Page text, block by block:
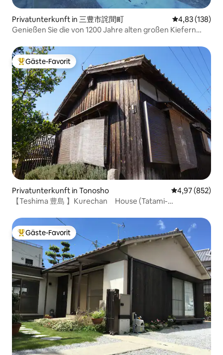
Privatunterkunft in 三豊市詫間町
4,83 (138)
Genießen Sie die von 1200 Jahre alten großen Kiefern
Beliebter Gäste-Favorit.
Gäste-Favorit
Privatunterkunft in Tonosho
4,97 (852)
【Teshima 豊島 】Kurechan House (Tatami-
Beliebter Gäste-Favorit.
Gäste-Favorit